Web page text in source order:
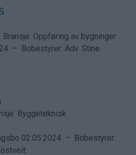
Oppføring av bygninger
– Bobestyrer: Adv. Stine
Byggeteknisk
02.05.2024 – Bobestyrer: